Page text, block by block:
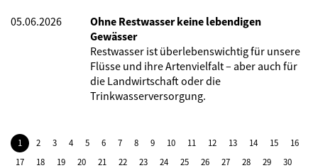
05.06.2026
Ohne Restwasser keine lebendigen
Gewässer
Restwasser ist überlebenswichtig für unsere
Flüsse und ihre Artenvielfalt – aber auch für
die Landwirtschaft oder die
Trinkwasserversorgung.
1 2 3 4 5 6 7 8 9 10 11 12 13 14 15
16
17
18 19 20 21 22 23 24 25 26 27 28 29
30